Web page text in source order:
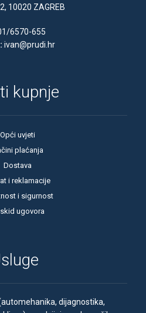
10020 ZAGREB
6570-655
ivan@prudi.hr
kupnje
Opći uvjeti
plaćanja
Dostava
i reklamacije
i sigurnost
ugovora
dijagnostika,